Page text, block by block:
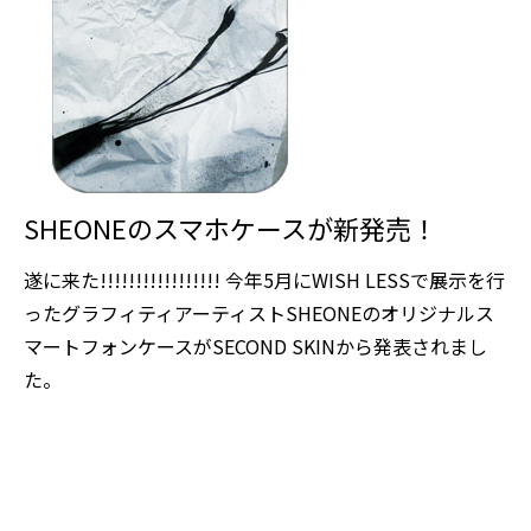
SHEONEのスマホケースが新発売！
遂に来た!!!!!!!!!!!!!!!!! 今年5月にWISH LESSで展示を行
ったグラフィティアーティストSHEONEのオリジナルス
マートフォンケースがSECOND SKINから発表されまし
た。